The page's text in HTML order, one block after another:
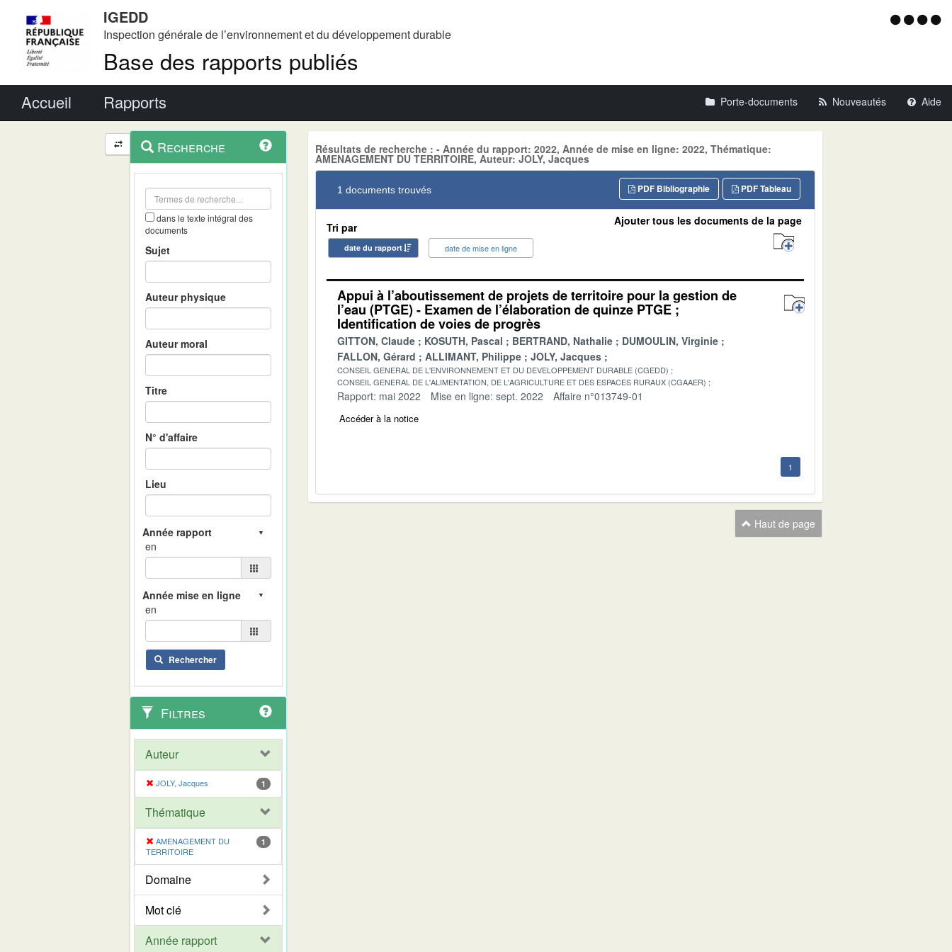
IGEDD
Inspection générale de l’environnement et du développement durable
Base des rapports publiés
Menu
Accueil Rapports Porte-documents Nouveautés Aide
Navigation
et
outils
contextuel
Recherche
dans le texte intégral des
documents
Sujet
Auteur physique
Auteur moral
Titre
N° d'affaire
Lieu
en
en
Rechercher
Filtres
Auteur
JOLY, Jacques 1
Thématique
AMENAGEMENT DU
TERRITOIRE
1
Domaine
Mot clé
Année rapport
Résultats de recherche : - Année du rapport: 2022, Année de mise en ligne: 2022, Thématique:
AMENAGEMENT DU TERRITOIRE, Auteur: JOLY, Jacques
1 documents trouvés PDF Tableau
PDF Bibliographie
Tri par
date du rapport date de mise en ligne
Ajouter tous les documents de la page
Appui à l’aboutissement de projets de territoire pour la gestion de
l’eau (PTGE) - Examen de l’élaboration de quinze PTGE ;
Identification de voies de progrès
GITTON, Claude KOSUTH, Pascal BERTRAND, Nathalie
DUMOULIN, Virginie
FALLON, Gérard
ALLIMANT, Philippe JOLY, Jacques
CONSEIL GENERAL DE L'ENVIRONNEMENT ET DU DEVELOPPEMENT DURABLE (CGEDD)
CONSEIL GENERAL DE L'ALIMENTATION, DE L'AGRICULTURE ET DES ESPACES RURAUX (CGAAER)
Rapport: mai 2022 Mise en ligne: sept. 2022 Affaire n°013749-01
Accéder à la notice
1
Haut de page